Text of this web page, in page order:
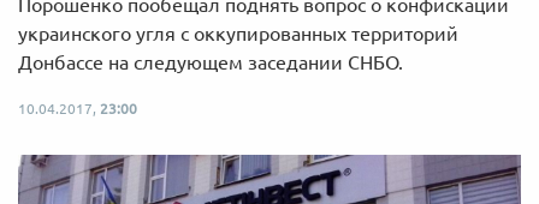
украинского угля с оккупированных территорий
Донбассе на следующем заседании СНБО.
10.04.2017, 23:00